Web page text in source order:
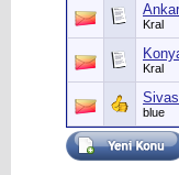
Kral
Kral
blue